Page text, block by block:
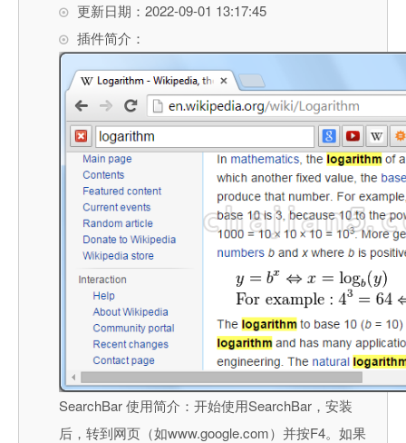
更新日期：2022-09-01 13:17:45
插件简介：
SearchBar 使用简介：开始使用SearchBar，安装
后，转到网页（如www.google.com）并按F4。如果